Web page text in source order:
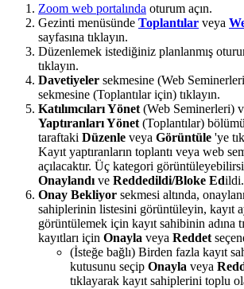
Zoom web portalında oturum açın.
Gezinti menüsünde Toplantılar veya
sayfasına tıklayın.
Düzenlemek istediğiniz planlanmış
tıklayın.
Davetiyeler sekmesine (Web
sekmesine (Toplantılar için) tıklayın.
Katılımcıları Yönet (Web Seminerleri)
Yaptıranları Yönet (Toplantılar)
taraftaki Düzenle veya Görüntüle 'ye
Kayıt yaptıranların toplantı veya web
açılacaktır. Üç kategori
Onaylandı ve Reddedildi/Bloke Edildi.
Onay Bekliyor sekmesi altında,
sahiplerinin listesini görüntüleyin, kayıt
görüntülemek için kayıt sahibinin adına
kayıtları için Onayla veya Reddet
(İsteğe bağlı) Birden fazla kayıt
kutusunu seçip Onayla veya
tıklayarak kayıt sahiplerini toplu